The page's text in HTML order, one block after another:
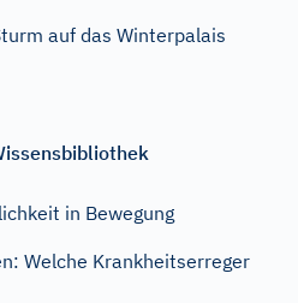
auf das Winterpalais
in Bewegung
Welche Krankheitserreger